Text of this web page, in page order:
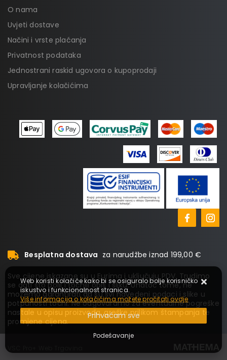
O nama
Uvjeti dostave
Načini i vrste plaćanja
Privatnost podataka
Jednostrani raskid ugovora o kupoprodaji
Upravljanje kolačićima
Besplatna dostava za narudžbe iznad 199,00 €
Sve cijene iskazane su u Eurima i uključuju PDV. Trudimo
se dati što bolji i točniji opis i sliku. Unatoč tome, ne
možemo garantirati da su svi navedeni podaci i slike u
potpunosti točni. Ne odgovaramo za eventualne pogreške
nastale u opisu proizvoda, greške prilikom štampanja te
promjene cijena.
Web koristi kolačiće kako bi se osiguralo bolje korisničko
iskustvo i funkcionalnost stranica.
Više informacija o kolačićima možete pročitati ovdje
Prihvaćam sve
Podešavanje